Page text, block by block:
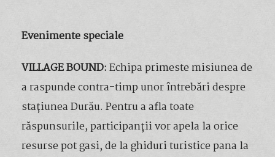
Evenimente speciale
VILLAGE BOUND:Echipa primeste misiunea de
a raspunde contra-timp unor întrebări despre
stațiunea Durău. Pentru a afla toate
răspunsurile, participanții vor apela la orice
resurse pot gasi, de la ghiduri turistice pana la